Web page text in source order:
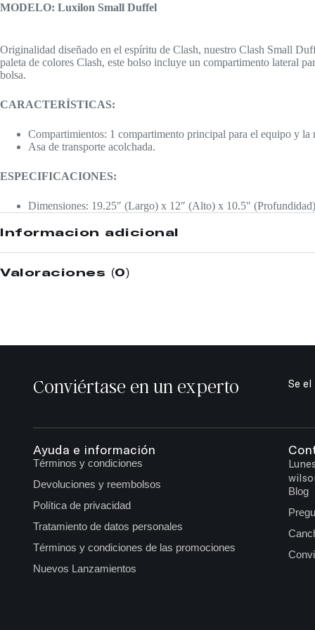
MODELO: Luxilon Small Duffel
Originalidad diseñado en el espíritu de Clash, nuestro Clash Small
paleta de colores Clash, este bolso incluye un compartimento lateral
bolsa.
CARACTERÍSTICAS:
Compartimientos: 1 compartimento principal para el equipo y
Asa de transporte acolchada.
ESPECIFICACIONES:
Dimensiones: 19.25″ (Largo) x 12″ (Alto) x 10.5″ (Profundidad)
Información adicional
Valoraciones (0)
Conviértase en un experto Se
Ayuda e información
Términos y condiciones
Devoluciones y reembolsos
Política de privacidad
Tratamiento de datos personales
Términos y condiciones de las promociones
Nuevos Lanzamientos
Blog